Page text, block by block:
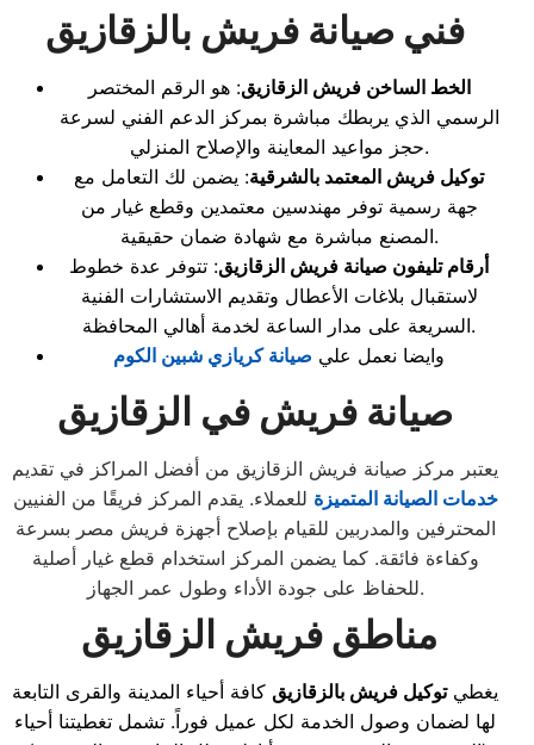
فني صيانة فريش بالزقازيق
الخط الساخن فريش الزقازيق: هو الرقم المختصر
الرسمي الذي يربطك مباشرة بمركز الدعم الفني لسرعة
حجز مواعيد المعاينة والإصلاح المنزلي.
توكيل فريش المعتمد بالشرقية: يضمن لك التعامل مع
جهة رسمية توفر مهندسين معتمدين وقطع غيار من
المصنع مباشرة مع شهادة ضمان حقيقية.
أرقام تليفون صيانة فريش الزقازيق: تتوفر عدة خطوط
لاستقبال بلاغات الأعطال وتقديم الاستشارات الفنية
السريعة على مدار الساعة لخدمة أهالي المحافظة.
وايضا نعمل علي صيانة كريازي شبين الكوم
صيانة فريش في الزقازيق
يعتبر مركز صيانة فريش الزقازيق من أفضل المراكز في تقديم
خدمات الصيانة المتميزة للعملاء. يقدم المركز فريقًا من الفنيين
المحترفين والمدربين للقيام بإصلاح أجهزة فريش مصر بسرعة
وكفاءة فائقة. كما يضمن المركز استخدام قطع غيار أصلية
للحفاظ على جودة الأداء وطول عمر الجهاز.
مناطق فريش الزقازيق
يغطيتوكيل فريش بالزقازيق كافة أحياء المدينة والقرى التابعة
لها لضمان وصول الخدمة لكل عميل فوراً. تشمل تغطيتنا أحياء